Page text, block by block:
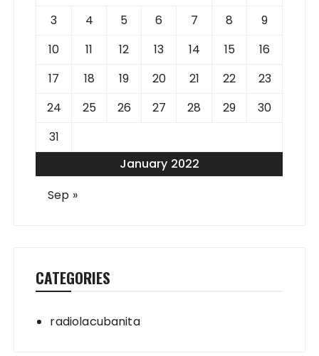
January 2022
3
4 5 6 7 8
9
10
11 12 13 14 15
16
17
18 19 20 21 22
23
24
25 26 27 28 29
30
31
Sep »
CATEGORIES
radiolacubanita